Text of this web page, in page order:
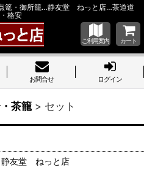
篭・御所籠…静友堂 ねっと店…茶道道
格安
ご利用案内 カート
お問合せ ログイン
茶籠 > セット
静友堂 ねっと店